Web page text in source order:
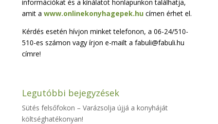
információkat és a kínálatot honlapunkon találhatja,
amit a www.onlinekonyhagepek.hu címen érhet el.
Kérdés esetén hívjon minket telefonon, a 06-24/510-
510-es számon vagy írjon e-mailt a fabuli@fabuli.hu
címre!
Legutóbbi bejegyzések
Sütés felsőfokon – Varázsolja újjá a konyháját
költséghatékonyan!